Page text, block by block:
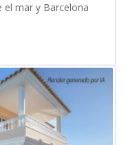
el mar y Barcelona